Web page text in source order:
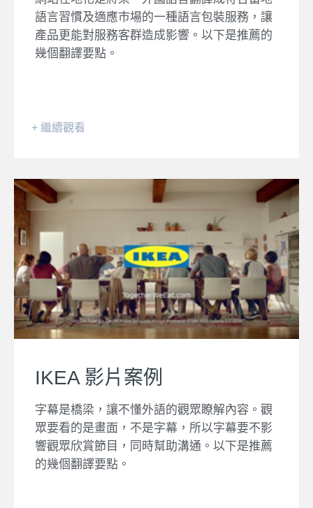
語言習慣及適應市場的一種語言包裝服務，讓
產品更能對服務客群造成影響。以下是推薦的
幾個翻譯要點。
+ 繼續觀看
IKEA 影片案例
字幕是橋梁，讓不懂外語的觀眾瞭解內容。觀
眾要看的是畫面，不是字幕，所以字幕要不影
響觀眾欣賞節目，同時幫助溝通。以下是推薦
的幾個翻譯要點。